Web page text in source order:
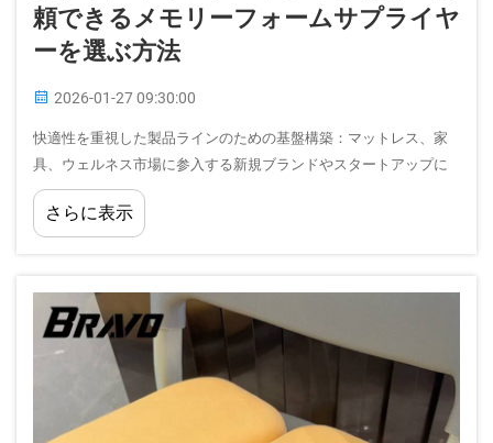
頼できるメモリーフォームサプライヤ
ーを選ぶ方法
2026-01-27 09:30:00
快適性を重視した製品ラインのための基盤構築：マットレス、家
具、ウェルネス市場に参入する新規ブランドやスタートアップに
とって、素材選びは最も重要な初期段階の意思決定の一つです。
メモリーフォームは…において中心的な素材となっています。
さらに表示